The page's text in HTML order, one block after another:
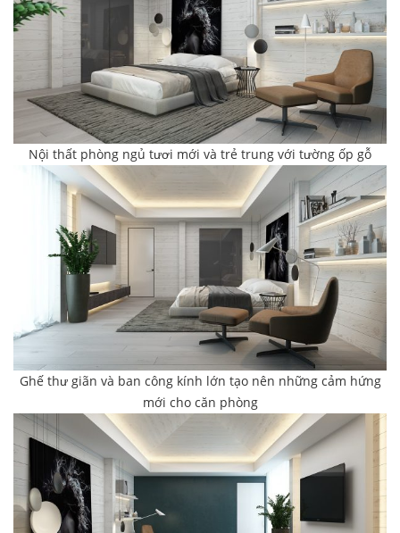
Nội thất phòng ngủ tươi mới và trẻ trung với tường ốp gỗ
Ghế thư giãn và ban công kính lớn tạo nên những cảm hứng
mới cho căn phòng